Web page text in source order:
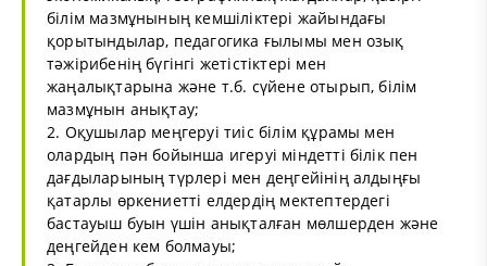
білім мазмұнының кемшіліктері жайындағы
қорытындылар, педагогика ғылымы мен озық
тәжірибенің бүгінгі жетістіктері мен
жаңалықтарына және т.б. сүйене отырып, білім
мазмұнын анықтау;
2. Оқушылар меңгеруі тиіс білім құрамы мен
олардың пән бойынша игеруі міндетті білік пен
дағдыларының түрлері мен деңгейінің алдыңғы
қатарлы өркениетті елдердің мектептердегі
бастауыш буын үшін анықталған мөлшерден және
деңгейден кем болмауы;